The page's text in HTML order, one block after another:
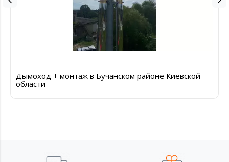
Дымоход + монтаж в Бучанском районе Киевской
области